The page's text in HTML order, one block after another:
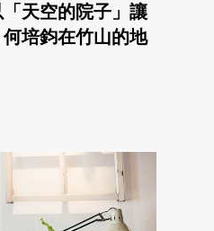
天空的院子」讓
培鈞在竹山的地